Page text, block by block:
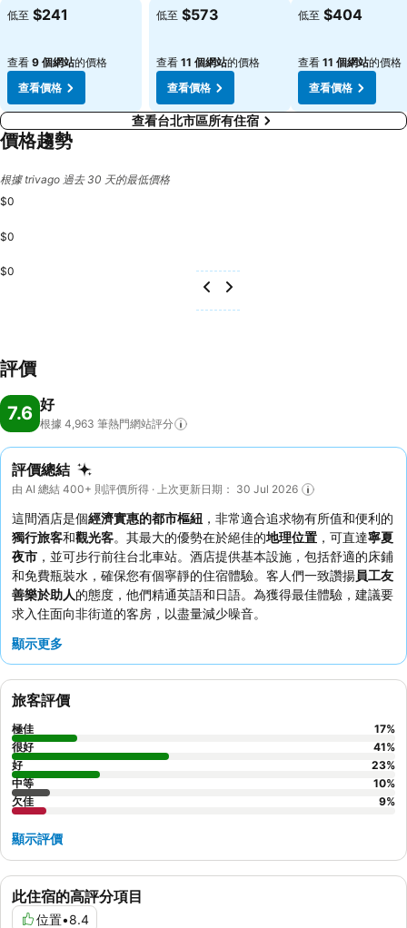
低至 $241
查看 9 個網站的價格
查看價格
查看價格
低至 $573
查看 11 個網站的價格
查看價格
查看價格
低至 $404
查看 11 個網站的價格
查看價格
查看台北市區所有住宿
價格趨勢
根據 trivago 過去 30 天的最低價格
$0
$0
$0
評價
7.6 好
根據 4,963 筆熱門網站評分
評價總結
由 AI 總結 400+ 則評價所得 · 上次更新日期： 30 Jul 2026
這間酒店是個經濟實惠的都市樞紐 ，非常適合追求物有所值和便利的
獨行旅客和觀光客。其最大的優勢在於絕佳的地理位置 ，可直達寧夏
夜市 ，並可步行前往台北車站。酒店提供基本設施，包括舒適的床鋪
和免費瓶裝水，確保您有個寧靜的住宿體驗。客人們一致讚揚員工友
善樂於助人的態度，他們精通英語和日語。為獲得最佳體驗，建議要
求入住面向非街道的客房，以盡量減少噪音。
顯示更多
此住宿的高評分項目
位置•8.4
旅客評價
極佳 17%
很好
41%
好
23%
中等
10%
欠佳
9%
顯示評價